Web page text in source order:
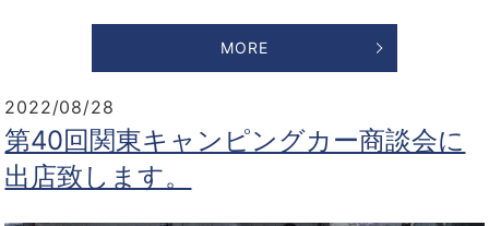
MORE
2022/08/28
第40回関東キャンピングカー商談会に
出店致します。